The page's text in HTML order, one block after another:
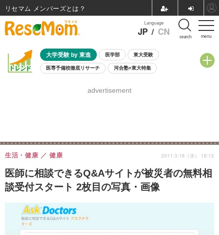
menu
Language
JP / CN search
大学受験 by 東進 医学部 東大受験
医専予備校徹底リサーチ 河合塾×東大特集
8月開催学校説明会・相談会
advertisement
医師に相談できるQ&Aサイトが被災者の無料相
談受付スタート 2枚目の写真・画像
生活・健康 健康 2011.3.16（水） 18:12
リセマム メンバーズ